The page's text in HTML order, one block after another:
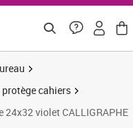
cahiers
violet CALLIGRAPHE